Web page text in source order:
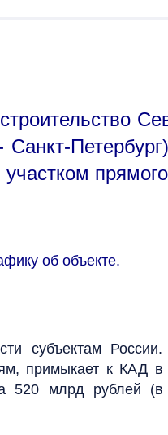
об объекте.
субъектам
примыкает к КАД
520 млрд рублей